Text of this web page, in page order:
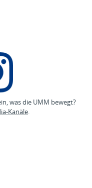
was die UMM bewegt?
Kanäle.